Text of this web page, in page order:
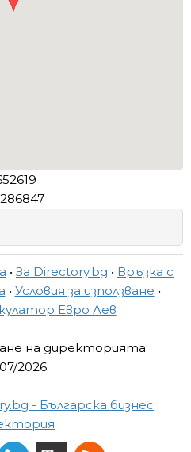
• За Directory.bg • Връзка с
• Условия за използване •
Евро Лев
на директорията:
2026
- Българска бизнес